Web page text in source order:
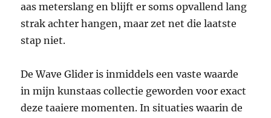
aas meterslang en blijft er soms opvallend lang
strak achter hangen, maar zet net die laatste
stap niet.
De Wave Glider is inmiddels een vaste waarde
in mijn kunstaas collectie geworden voor exact
deze taaiere momenten. In situaties waarin de